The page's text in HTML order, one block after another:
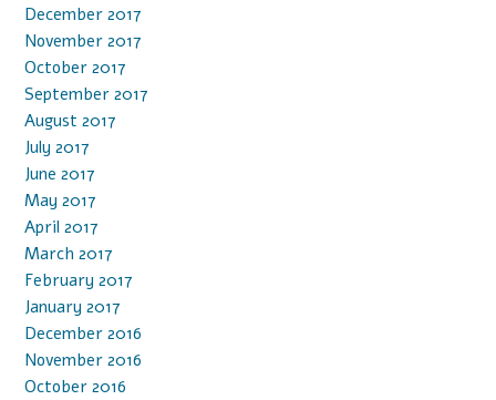
December 2017
November 2017
October 2017
September 2017
August 2017
July 2017
June 2017
May 2017
April 2017
March 2017
February 2017
January 2017
December 2016
November 2016
October 2016